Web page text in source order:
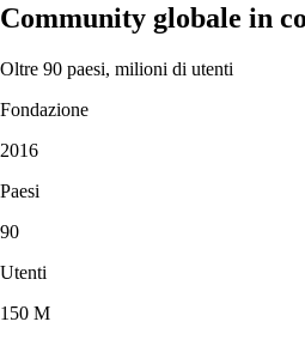
Community globale in
Oltre 90 paesi, milioni di utenti
Fondazione
2016
Paesi
90
Utenti
150 M